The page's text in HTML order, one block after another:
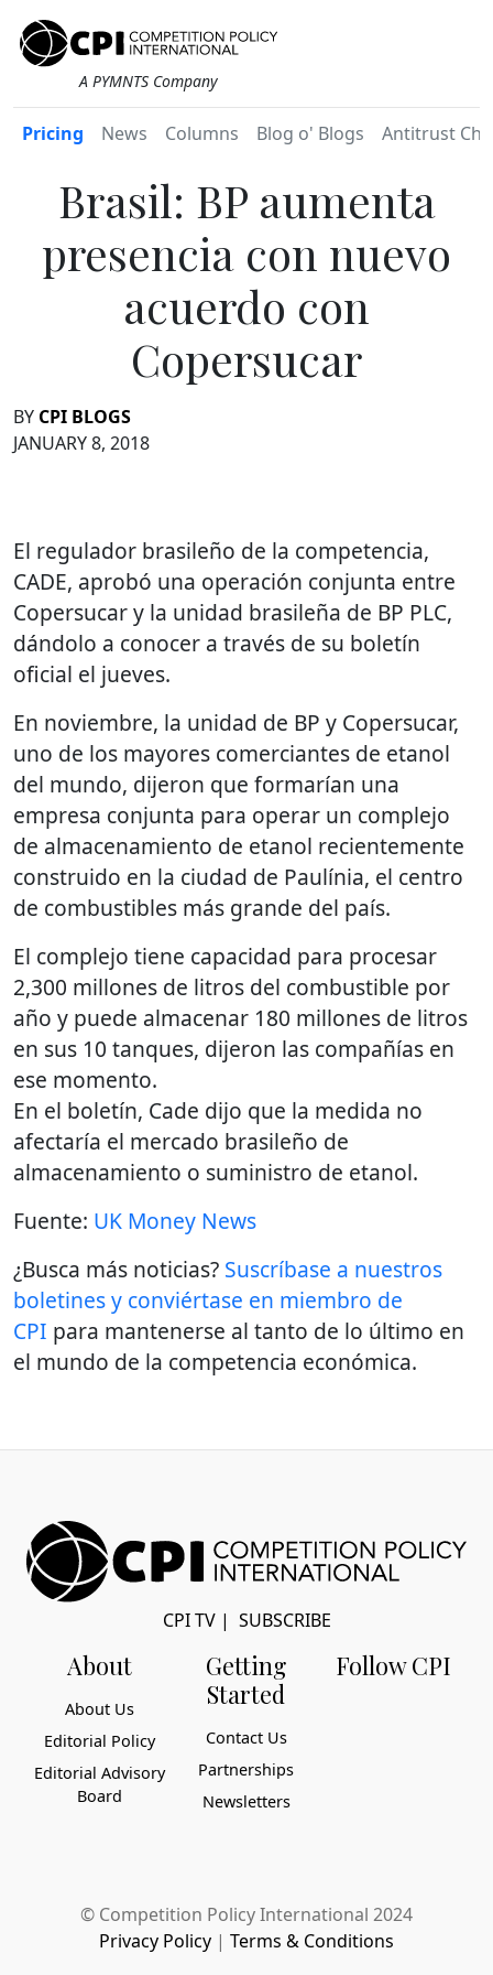
A PYMNTS Company
Pricing News Columns Blog o' Blogs Antitrust
Brasil: BP aumenta
presencia con nuevo
acuerdo con
Copersucar
BY CPI BLOGS
JANUARY 8, 2018
El regulador brasileño de la competencia,
CADE, aprobó una operación conjunta entre
Copersucar y la unidad brasileña de BP PLC,
dándolo a conocer a través de su boletín
oficial el jueves.
En noviembre, la unidad de BP y Copersucar,
uno de los mayores comerciantes de etanol
del mundo, dijeron que formarían una
empresa conjunta para operar un complejo
de almacenamiento de etanol recientemente
construido en la ciudad de Paulínia, el centro
de combustibles más grande del país.
El complejo tiene capacidad para procesar
2,300 millones de litros del combustible por
año y puede almacenar 180 millones de litros
en sus 10 tanques, dijeron las compañías en
ese momento.
En el boletín, Cade dijo que la medida no
afectaría el mercado brasileño de
almacenamiento o suministro de etanol.
Fuente: UK Money News
¿Busca más noticias? Suscríbase a nuestros
boletines y conviértase en miembro de
CPI para mantenerse al tanto de lo último en
el mundo de la competencia económica.
CPI TV| SUBSCRIBE
About
About Us
Editorial Policy
Editorial Advisory
Board
Getting
Started
Contact Us
Partnerships
Newsletters
Follow CPI
© Competition Policy International 2024
Privacy Policy | Terms & Conditions